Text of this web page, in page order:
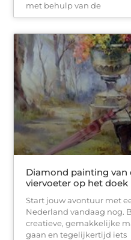
met behulp van de
Diamond painting van
viervoeter op het doek
Start jouw avontuur met
Nederland vandaag nog.
creatieve, gemakkelijke
gaan en tegelijkertijd iets